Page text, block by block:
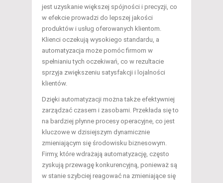
jest uzyskanie większej spójności i precyzji, co
w efekcie prowadzi do lepszej jakości
produktów i usług oferowanych klientom.
Klienci oczekują wysokiego standardu, a
automatyzacja może pomóc firmom w
spełnianiu tych oczekiwań, co w rezultacie
sprzyja zwiększeniu satysfakcji i lojalności
klientów.
Dzięki automatyzacji można także efektywniej
zarządzać czasem i zasobami. Przekłada się to
na bardziej płynne procesy operacyjne, co jest
kluczowe w dzisiejszym dynamicznie
zmieniającym się środowisku biznesowym.
Firmy, które wdrażają automatyzację, często
zyskują przewagę konkurencyjną, ponieważ są
w stanie szybciej reagować na zmieniające się